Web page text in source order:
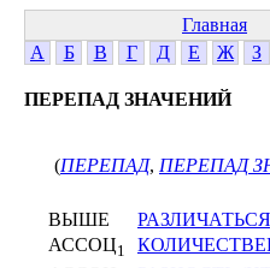
Главная
А
Б В Г Д Е Ж З
ПЕРЕПАД ЗНАЧЕНИЙ
(ПЕРЕПАД, ПЕРЕПАД
ВЫШЕ
АССОЦ1